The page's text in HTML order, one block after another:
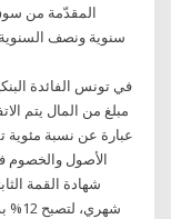
المقدّمة من سوق
سنوية ونصف
مبلغ من المال يتم
عبارة عن نسبة مئوية